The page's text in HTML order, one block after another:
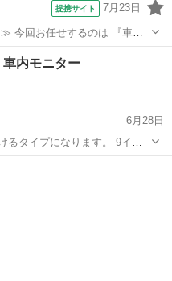
提携サイト 7月23日
今回お任せするのは 『車パ
1)ラベルを見ながら 行先ごとに製品を...
内モニター
6月28日
るタイプになります。 9イン